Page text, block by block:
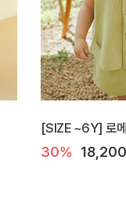
[SIZE ~6Y] 로
30%